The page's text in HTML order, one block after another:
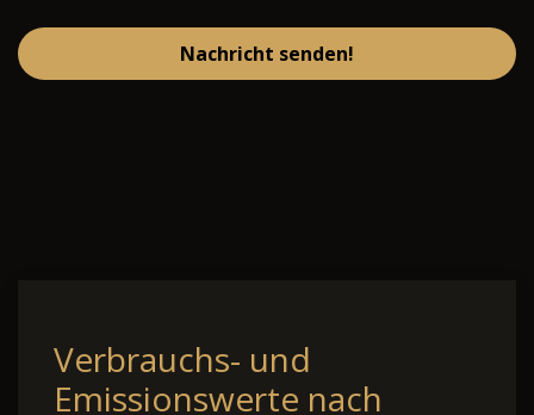
Nachricht senden!
Verbrauchs- und
Emissionswerte nach